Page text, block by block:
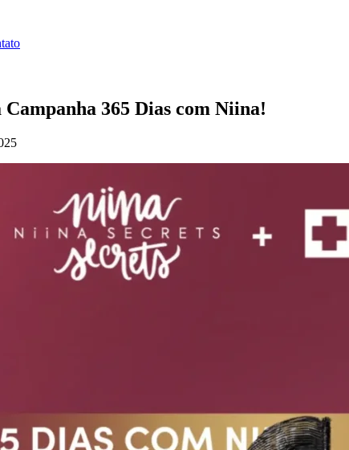
365 Dias com Niina!